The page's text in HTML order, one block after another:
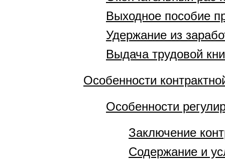
Выходное пособие
Удержание из
Выдача трудовой
Особенности
Особенности
Заключение
Содержание и